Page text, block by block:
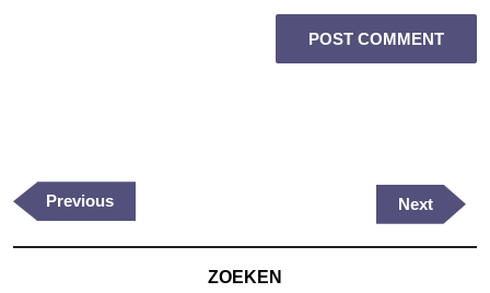
Previous
Post
Previous
Next
Post
Next
ZOEKEN